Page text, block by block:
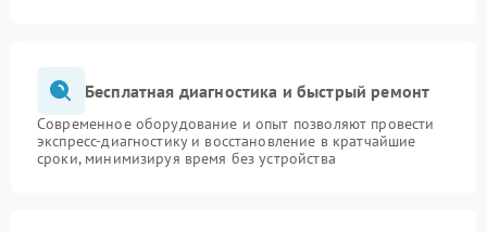
Бесплатная диагностика и быстрый ремонт
Современное оборудование и опыт позволяют провести
экспресс-диагностику и восстановление в кратчайшие
сроки, минимизируя время без устройства